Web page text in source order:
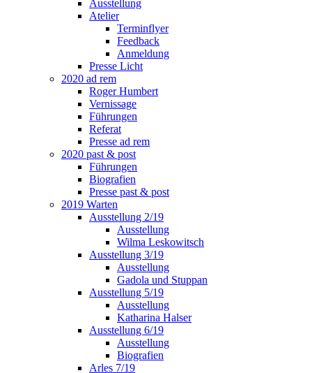
Ausstellung
Atelier
Terminflyer
Feedback
Anmeldung
Presse Licht
2020 ad rem
Roger Humbert
Vernissage
Führungen
Referat
Presse ad rem
2020 past & post
Führungen
Biografien
Presse past & post
2019 Warten
Ausstellung 2/19
Ausstellung
Wilma Leskowitsch
Ausstellung 3/19
Ausstellung
Gadola und Stuppan
Ausstellung 5/19
Ausstellung
Katharina Halser
Ausstellung 6/19
Ausstellung
Biografien
Arles 7/19